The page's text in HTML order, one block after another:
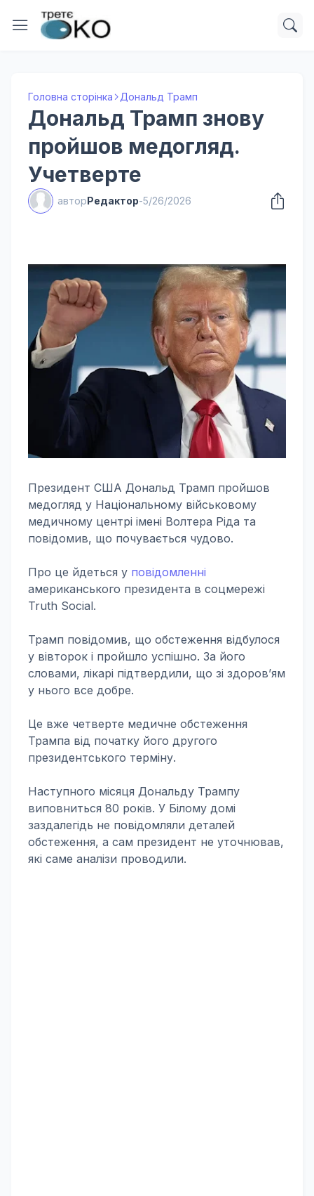
Головна сторінка Дональд Трамп
Дональд Трамп знову
пройшов медогляд.
Учетверте
авторРедактор-5/26/2026
Президент США Дональд Трамп пройшов
медогляд у Національному військовому
медичному центрі імені Волтера Ріда та
повідомив, що почувається чудово.
Про це йдеться у повідомленні
американського президента в соцмережі
Truth Social.
Трамп повідомив, що обстеження відбулося
у вівторок і пройшло успішно. За його
словами, лікарі підтвердили, що зі здоров’ям
у нього все добре.
Це вже четверте медичне обстеження
Трампа від початку його другого
президентського терміну.
Наступного місяця Дональду Трампу
виповниться 80 років. У Білому домі
заздалегідь не повідомляли деталей
обстеження, а сам президент не уточнював,
які саме аналізи проводили.